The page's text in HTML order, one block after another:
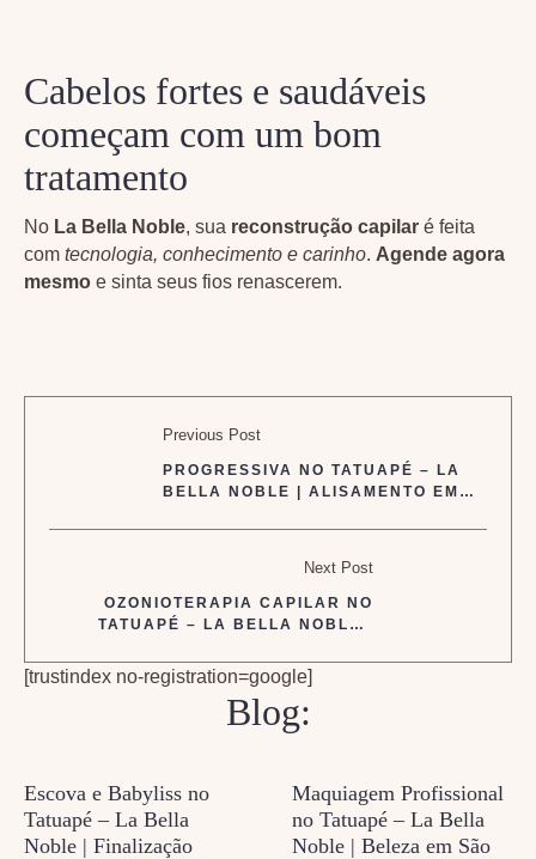
Cabelos fortes e saudáveis
começam com um bom
tratamento
No La Bella Noble, sua reconstrução capilar é feita
com tecnologia, conhecimento e carinho. Agende agora
mesmo e sinta seus fios renascerem.
Previous Post
PROGRESSIVA NO TATUAPÉ – LA
BELLA NOBLE | ALISAMENTO EM
Next Post
OZONIOTERAPIA CAPILAR NO
TATUAPÉ – LA BELLA NOBLE |
[trustindex no-registration=google]
Blog:
Escova e Babyliss no
Tatuapé – La Bella
Noble | Finalização
Maquiagem Profissional
no Tatuapé – La Bella
Noble | Beleza em São